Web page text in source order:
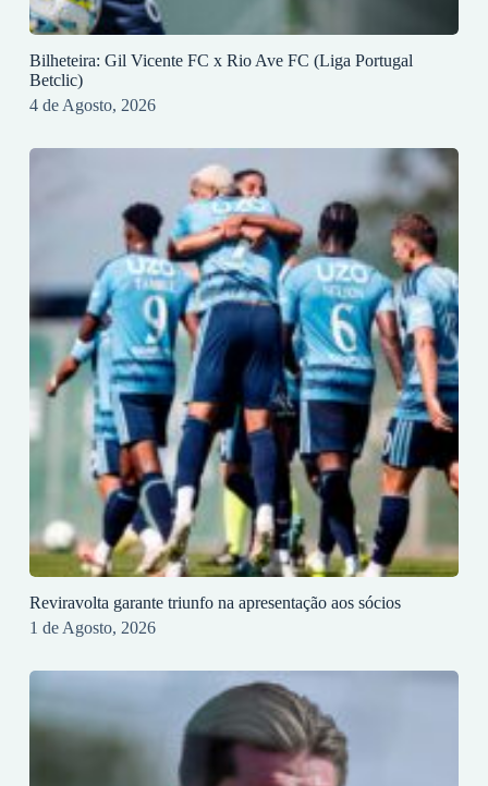
Bilheteira: Gil Vicente FC x Rio Ave FC (Liga Portugal
Betclic)
4 de Agosto, 2026
Reviravolta garante triunfo na apresentação aos sócios
1 de Agosto, 2026